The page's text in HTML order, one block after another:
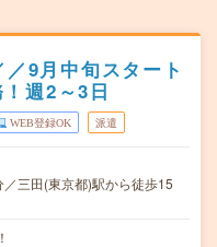
9月中旬スタート
週2～3日
WEB登録OK 派遣
三田(東京都)駅から徒歩15